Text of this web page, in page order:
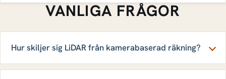
VANLIGA FRÅGOR
Hur skiljer sig LiDAR från kamerabaserad räkning?